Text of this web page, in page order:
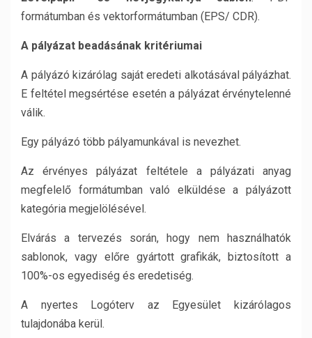
formátumban és vektorformátumban (EPS/ CDR).
A pályázat beadásának kritériumai
A pályázó kizárólag saját eredeti alkotásával pályázhat.
E feltétel megsértése esetén a pályázat érvénytelenné
válik.
Egy pályázó több pályamunkával is nevezhet.
Az érvényes pályázat feltétele a pályázati anyag
megfelelő formátumban való elküldése a pályázott
kategória megjelölésével.
Elvárás a tervezés során, hogy nem használhatók
sablonok, vagy előre gyártott grafikák, biztosított a
100%-os egyediség és eredetiség.
A nyertes Logóterv az Egyesület kizárólagos
tulajdonába kerül.